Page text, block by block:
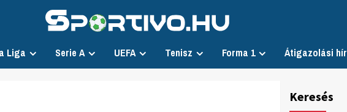
Liga Serie A UEFA Tenisz Forma 1 Átigazolási
Keresés